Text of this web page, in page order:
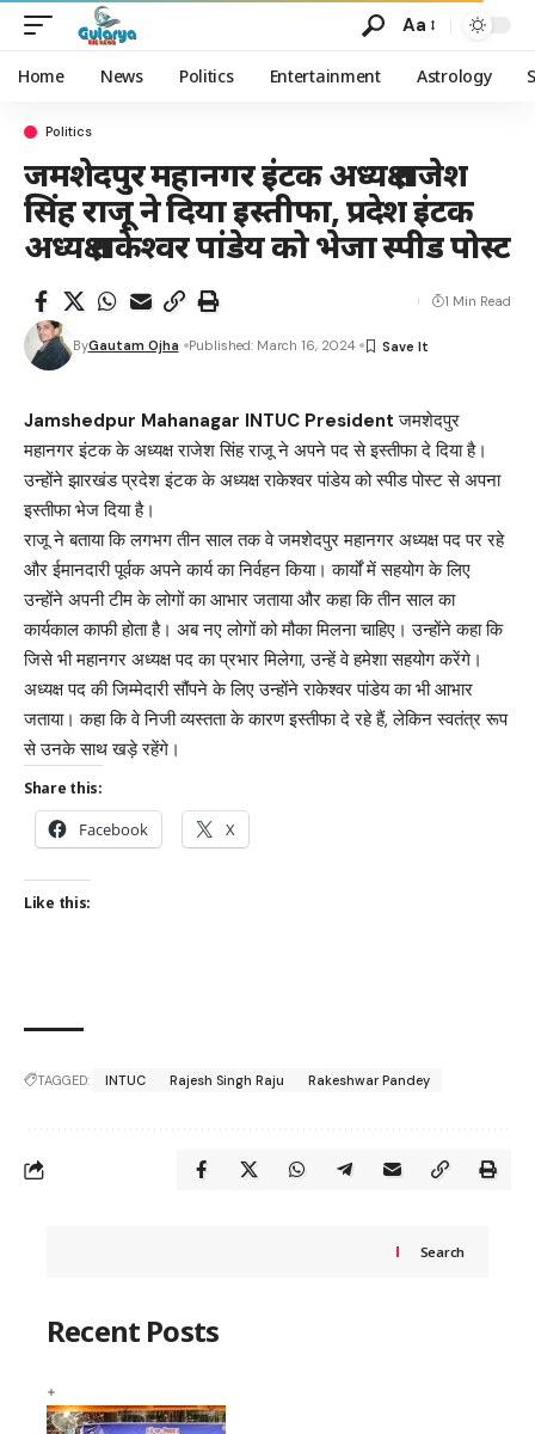
Aa
Home News Politics Entertainment Astrology
Politics
जमशेदपुर महानगर इंटक अध्यक्ष राजेश
सिंह राजू ने दिया इस्तीफा, प्रदेश इंटक
अध्यक्ष राकेश्वर पांडेय को भेजा स्पीड पोस्ट
ByGautam Ojha Published: March 16, 2024
1 Min Read
Jamshedpur Mahanagar INTUC President जमशेदपुर
महानगर इंटक के अध्यक्ष राजेश सिंह राजू ने अपने पद से इस्तीफा दे दिया है।
उन्होंने झारखंड प्रदेश इंटक के अध्यक्ष राकेश्वर पांडेय को स्पीड पोस्ट से अपना
इस्तीफा भेज दिया है।
राजू ने बताया कि लगभग तीन साल तक वे जमशेदपुर महानगर अध्यक्ष पद पर रहे
और ईमानदारी पूर्वक अपने कार्य का निर्वहन किया। कार्यों में सहयोग के लिए
उन्होंने अपनी टीम के लोगों का आभार जताया और कहा कि तीन साल का
कार्यकाल काफी होता है। अब नए लोगों को मौका मिलना चाहिए। उन्होंने कहा कि
जिसे भी महानगर अध्यक्ष पद का प्रभार मिलेगा, उन्हें वे हमेशा सहयोग करेंगे।
अध्यक्ष पद की जिम्मेदारी सौंपने के लिए उन्होंने राकेश्वर पांडेय का भी आभार
जताया। कहा कि वे निजी व्यस्तता के कारण इस्तीफा दे रहे हैं, लेकिन स्वतंत्र रूप
से उनके साथ खड़े रहेंगे।
Share this:
Facebook X
Like this:
TAGGED: INTUC Rajesh Singh Raju Rakeshwar Pandey
Search
Recent Posts